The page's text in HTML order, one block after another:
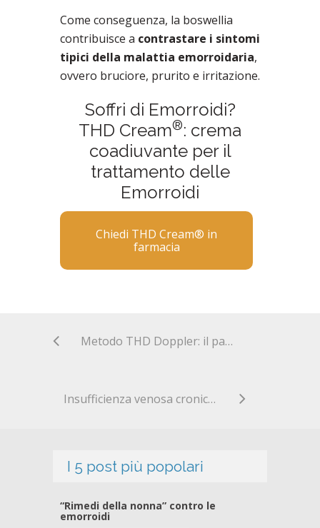
Come conseguenza, la boswellia
contribuisce a contrastare i sintomi
tipici della malattia emorroidaria,
ovvero bruciore, prurito e irritazione.
Soffri di Emorroidi?
THD Cream®: crema
coadiuvante per il
trattamento delle
Emorroidi
Chiedi THD Cream® in
farmacia
Metodo THD Doppler: il parere del Dott. Cannici
Insufficienza venosa cronica ed emorroidi
I 5 post più popolari
“Rimedi della nonna” contro le
emorroidi